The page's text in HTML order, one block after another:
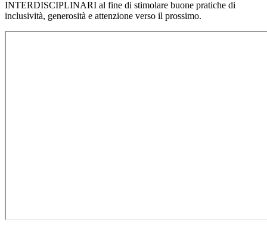
INTERDISCIPLINARI al fine di stimolare buone pratiche di
inclusività, generosità e attenzione verso il prossimo.